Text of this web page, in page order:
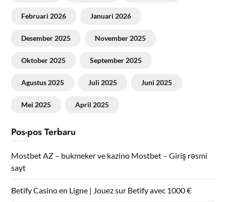
Februari 2026 Januari 2026
Desember 2025 November 2025
Oktober 2025 September 2025
Agustus 2025 Juli 2025 Juni 2025
Mei 2025 April 2025
Pos-pos Terbaru
Mostbet AZ – bukmeker ve kazino Mostbet – Giriş rəsmi
sayt
Betify Casino en Ligne | Jouez sur Betify avec 1000 €